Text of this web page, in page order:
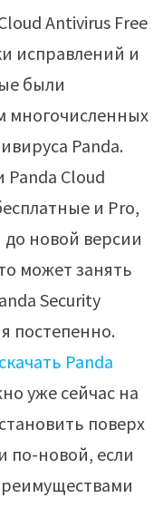
Antivirus Free
исправлений и
были
многочисленных
Panda.
Cloud
и Pro,
до новой версии
может занять
Security
постепенно.
скачать Panda
уже сейчас на
поверх
по-новой, если